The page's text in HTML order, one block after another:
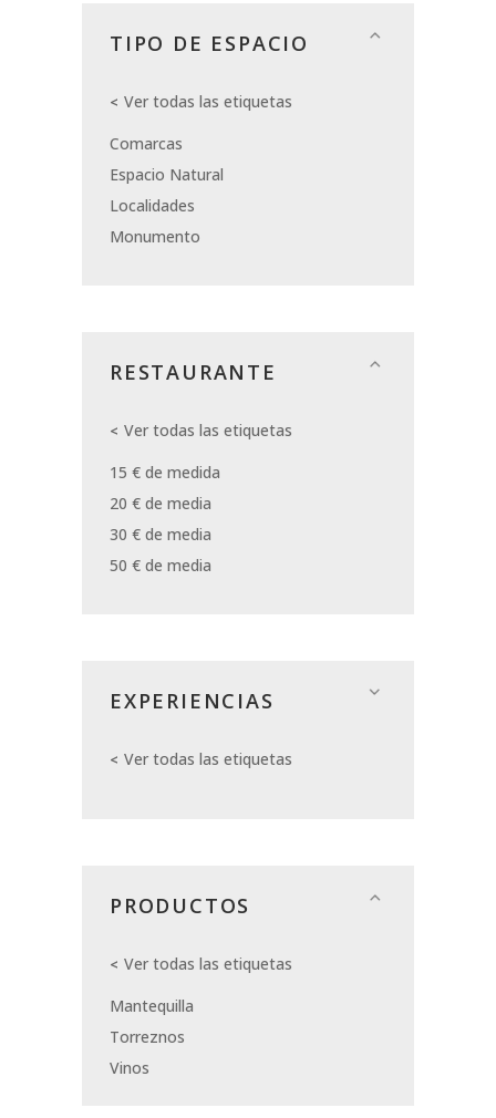
TIPO DE ESPACIO
Ver todas las etiquetas
Comarcas
Espacio Natural
Localidades
Monumento
RESTAURANTE
Ver todas las etiquetas
15 € de medida
20 € de media
30 € de media
50 € de media
EXPERIENCIAS
Ver todas las etiquetas
PRODUCTOS
Ver todas las etiquetas
Mantequilla
Torreznos
Vinos